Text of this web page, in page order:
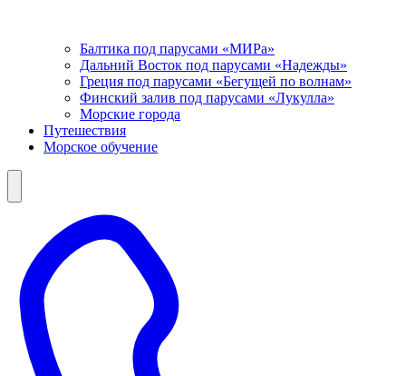
Балтика под парусами «МИРа»
Дальний Восток под парусами «Надежды»
Греция под парусами «Бегущей по волнам»
Финский залив под парусами «Лукулла»
Морские города
Путешествия
Морское обучение